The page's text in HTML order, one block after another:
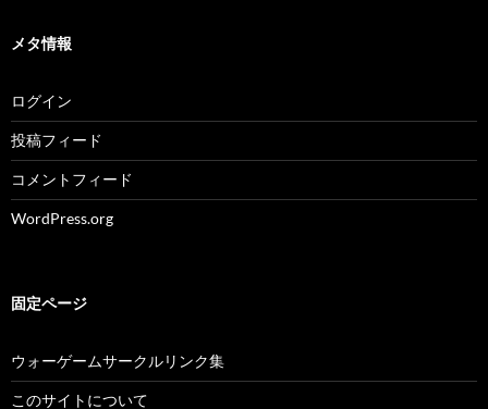
メタ情報
ログイン
投稿フィード
コメントフィード
WordPress.org
固定ページ
ウォーゲームサークルリンク集
このサイトについて